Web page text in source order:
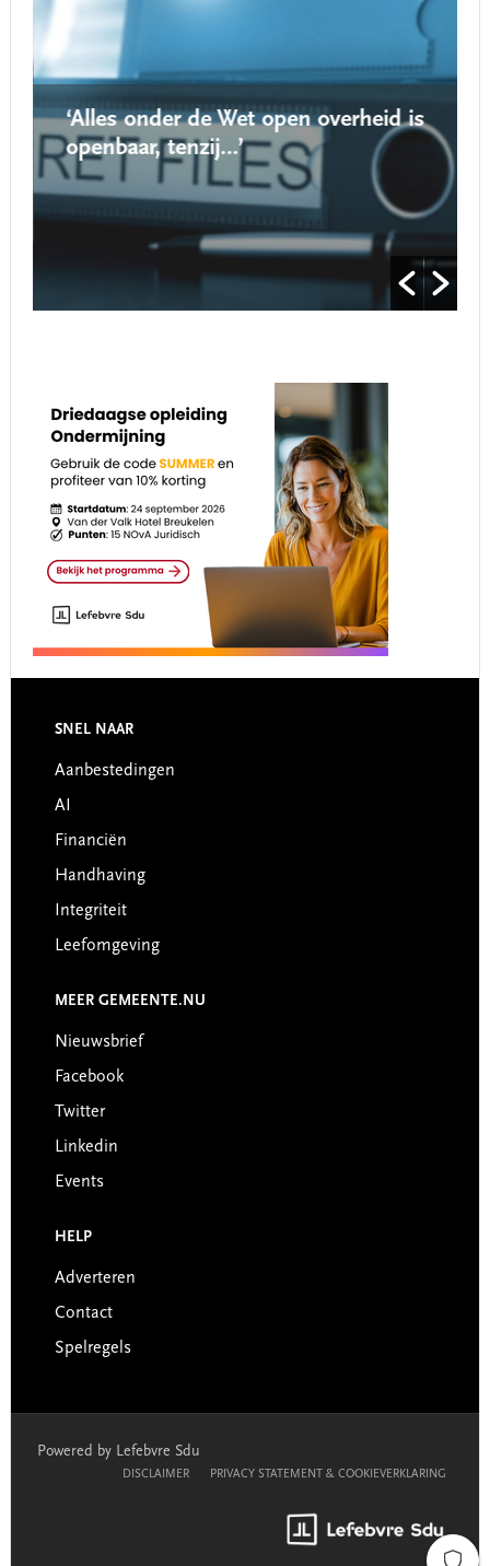
‘Alles onder de Wet open overheid is
openbaar, tenzij…’
Footer
SNEL NAAR
Aanbestedingen
AI
Financiën
Handhaving
Integriteit
Leefomgeving
MEER GEMEENTE.NU
Nieuwsbrief
Facebook
Twitter
Linkedin
Events
HELP
Adverteren
Contact
Spelregels
Powered by Lefebvre Sdu
DISCLAIMER PRIVACY STATEMENT & COOKIEVERKLARING